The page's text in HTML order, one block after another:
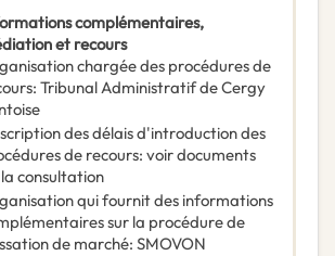
complémentaires,
et recours
chargée des procédures de
: Tribunal Administratif de Cergy
des délais d'introduction des
de recours: voir documents
consultation
qui fournit des informations
sur la procédure de
de marché: SMOVON